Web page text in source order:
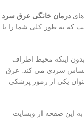
درمان خانگی عرق سرد
که به طور کلی شما را با
اینکه محیط اطراف
احساس سردی می کند. عرق
یکی از رموز پزشکی
به این صفحه از وبسایت